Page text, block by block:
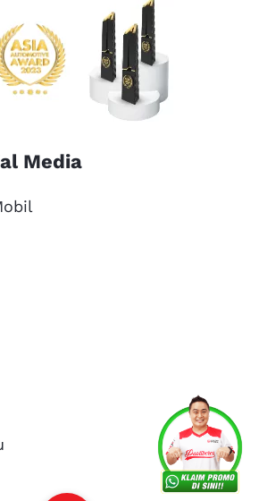
About Us
Media